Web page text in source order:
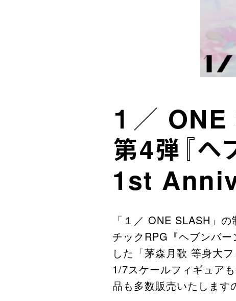
１／
第4弾『ヘ
1st
「１／ ONE SLASH」
チックRPG『ヘブンバ
した「茅森月歌 等身大
1/7スケールフィギュア
品も多数販売いたします